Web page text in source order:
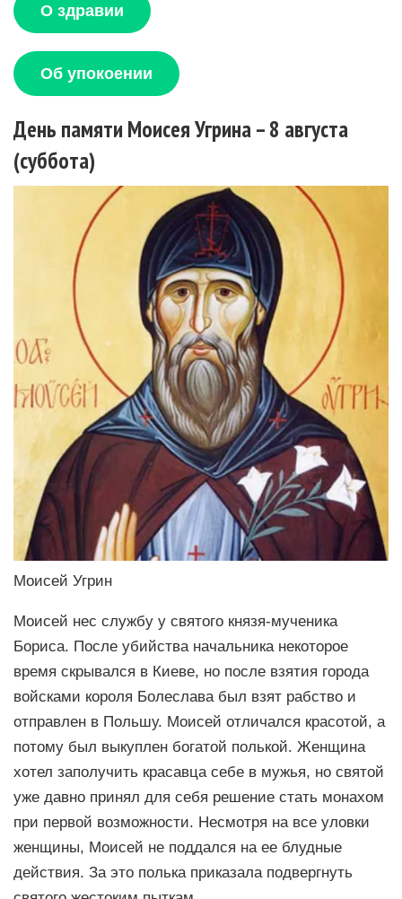
О здравии
Об упокоении
День памяти Моисея Угрина – 8 августа
(суббота)
Моисей Угрин
Моисей нес службу у святого князя-мученика
Бориса. После убийства начальника некоторое
время скрывался в Киеве, но после взятия города
войсками короля Болеслава был взят рабство и
отправлен в Польшу. Моисей отличался красотой, а
потому был выкуплен богатой полькой. Женщина
хотел заполучить красавца себе в мужья, но святой
уже давно принял для себя решение стать монахом
при первой возможности. Несмотря на все уловки
женщины, Моисей не поддался на ее блудные
действия. За это полька приказала подвергнуть